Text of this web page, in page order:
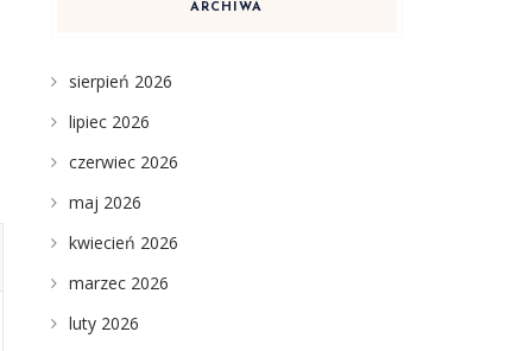
ARCHIWA
sierpień 2026
lipiec 2026
czerwiec 2026
maj 2026
kwiecień 2026
marzec 2026
luty 2026